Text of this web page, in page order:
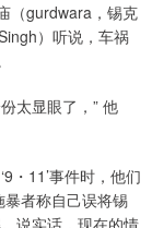
gurdwara，锡克
）听说，车祸
太显眼了，” 他
11’事件时，他们
者称自己误将锡